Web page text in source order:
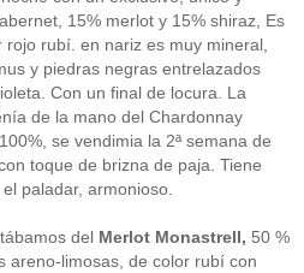
15% merlot y 15% shiraz, Es
rubí. en nariz es muy mineral,
y piedras negras entrelazados
Con un final de locura. La
de la mano del Chardonnay
se vendimia la 2ª semana de
toque de brizna de paja. Tiene
paladar, armonioso.
del Merlot Monastrell, 50 %
areno-limosas, de color rubí con